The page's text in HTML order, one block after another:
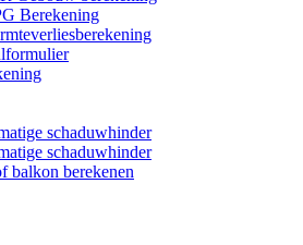
Berekening
schaduwhinder
schaduwhinder
balkon berekenen